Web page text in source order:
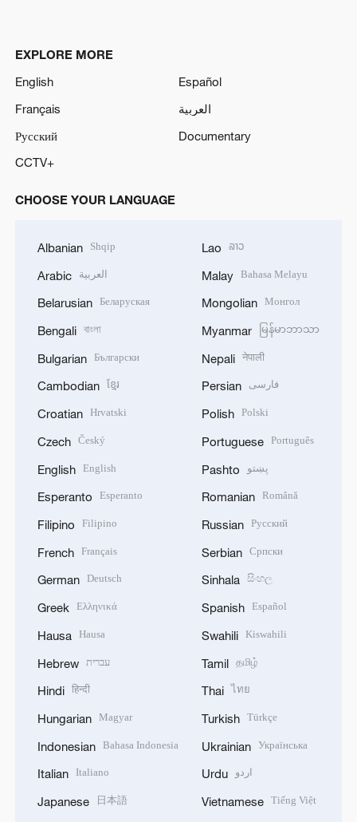
EXPLORE MORE
English
Español
Français
العربية
Русский
Documentary
CCTV+
CHOOSE YOUR LANGUAGE
Albanian Shqip
Arabic العربية
Belarusian Беларуская
Bengali বাংলা
Bulgarian Български
Cambodian ខ្មែរ
Croatian Hrvatski
Czech Český
English English
Esperanto Esperanto
Filipino Filipino
French Français
German Deutsch
Greek Ελληνικά
Hausa Hausa
Hebrew עברית
Hindi हिन्दी
Hungarian Magyar
Indonesian Bahasa Indonesia
Italian Italiano
Japanese 日本語
Lao ລາວ
Malay Bahasa Melayu
Mongolian Монгол
Myanmar မြန်မာဘာသာ
Nepali नेपाली
Persian فارسی
Polish Polski
Portuguese Português
Pashto پښتو
Romanian Română
Russian Русский
Serbian Српски
Sinhala සිංහල
Spanish Español
Swahili Kiswahili
Tamil தமிழ்
Thai ไทย
Turkish Türkçe
Ukrainian Українська
Urdu اردو
Vietnamese Tiếng Việt